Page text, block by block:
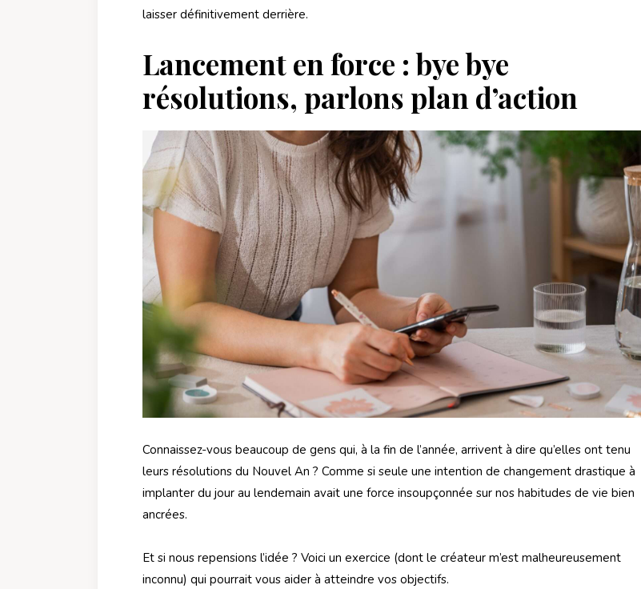
laisser définitivement derrière.
Lancement en force : bye bye
résolutions, parlons plan d’action
Connaissez-vous beaucoup de gens qui, à la fin de l’année, arrivent à dire qu’elles ont tenu
leurs résolutions du Nouvel An ? Comme si seule une intention de changement drastique à
implanter du jour au lendemain avait une force insoupçonnée sur nos habitudes de vie bien
ancrées.
Et si nous repensions l’idée ? Voici un exercice (dont le créateur m’est malheureusement
inconnu) qui pourrait vous aider à atteindre vos objectifs.